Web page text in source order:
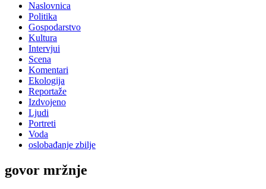
Naslovnica
Politika
Gospodarstvo
Kultura
Intervjui
Scena
Komentari
Ekologija
Reportaže
Izdvojeno
Ljudi
Portreti
Voda
oslobađanje zbilje
govor mržnje